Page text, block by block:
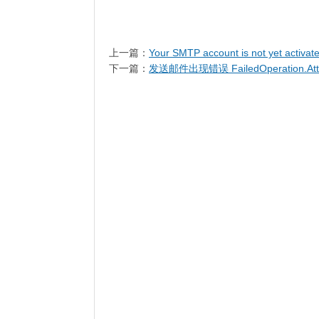
上一篇： Your SMTP account is not yet
下一篇： 发送邮件出现错误